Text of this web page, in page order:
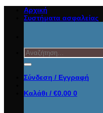
Αναζήτηση
για:
Σύνδεση / Εγγραφή
Καλάθι / €0.00 0
Αρχική
Συστήματα ασφαλείας